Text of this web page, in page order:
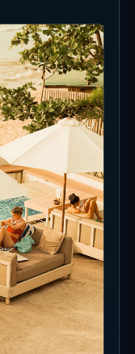
Can Eat
datang.
dan cahaya